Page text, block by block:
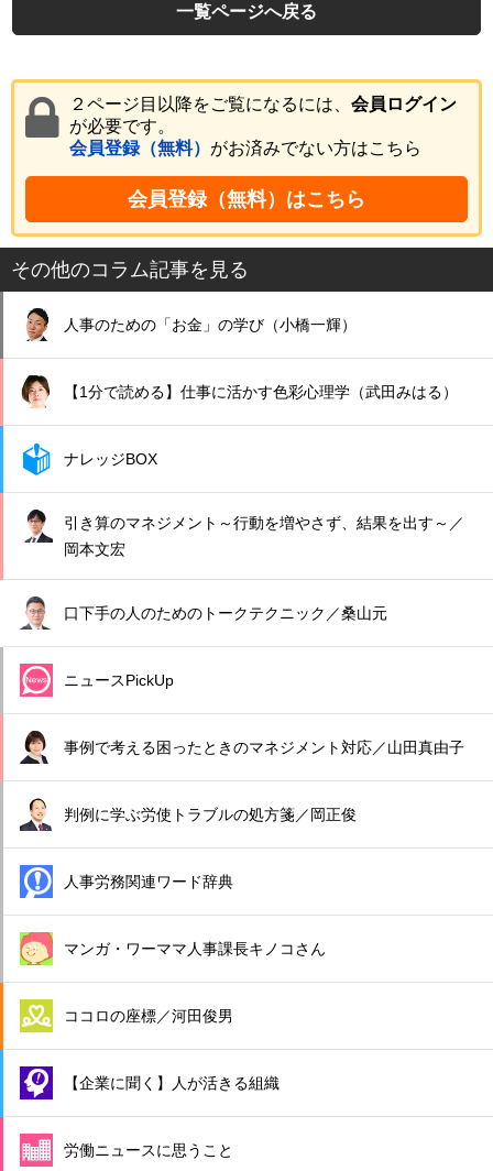
一覧ページへ戻る
２ページ目以降をご覧になるには、 会員ログイン
が必要です。
会員登録（無料） がお済みでない方はこちら
会員登録（無料）はこちら
その他のコラム記事を見る
人事のための「お金」の学び（小橋一輝）
【1分で読める】仕事に活かす色彩心理学（武田みはる）
ナレッジBOX
引き算のマネジメント～行動を増やさず、結果を出す～／
岡本文宏
口下手の人のためのトークテクニック／桑山元
ニュースPickUp
事例で考える困ったときのマネジメント対応／山田真由子
判例に学ぶ労使トラブルの処方箋／岡正俊
人事労務関連ワード辞典
マンガ・ワーママ人事課長キノコさん
ココロの座標／河田俊男
【企業に聞く】人が活きる組織
労働ニュースに思うこと